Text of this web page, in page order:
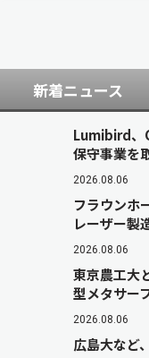
新着ニュース
Lumibird、
保守事業を
2026.08.06
フラウンホ
レーザー製
2026.08.06
東京農工大
型メタサー
2026.08.06
広島大など